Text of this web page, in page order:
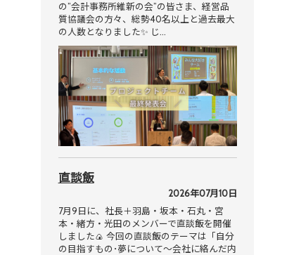
の”会計事務所維新の会”の皆さま、経営品
質協議会の方々、総勢40名以上と過去最大
の人数となりました✨ じ…
直談飯
2026年07月10日
7月9日に、社長＋羽島・坂本・石丸・宮
本・緒方・光田のメンバーで直談飯を開催
しました🍙 今回の直談飯のテーマは「自分
の目指すもの･夢について～会社に絡んだ内